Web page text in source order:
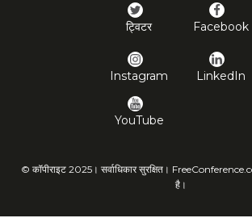
ट्विटर Facebook
Instagram LinkedIn
YouTube
© कॉपीराइट 2025। सर्वाधिकार सुरक्षित।
है।